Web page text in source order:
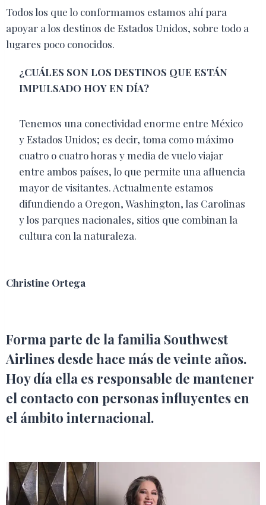
Todos los que lo conformamos estamos ahí para
apoyar a los destinos de Estados Unidos, sobre todo a
lugares poco conocidos.
¿CUÁLES SON LOS DESTINOS QUE ESTÁN
IMPULSADO HOY EN DÍA?
Tenemos una conectividad enorme entre México
y Estados Unidos; es decir, toma como máximo
cuatro o cuatro horas y media de vuelo viajar
entre ambos países, lo que permite una afluencia
mayor de visitantes. Actualmente estamos
difundiendo a Oregon, Washington, las Carolinas
y los parques nacionales, sitios que combinan la
cultura con la naturaleza.
Christine Ortega
Forma parte de la familia Southwest
Airlines desde hace más de veinte años.
Hoy día ella es responsable de mantener
el contacto con personas influyentes en
el ámbito internacional.